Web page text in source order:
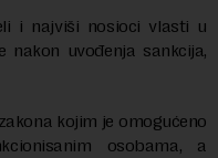
i najviši nosioci vlasti u
nakon uvođenja sankcija,
kojim je omogućeno
osobama, a